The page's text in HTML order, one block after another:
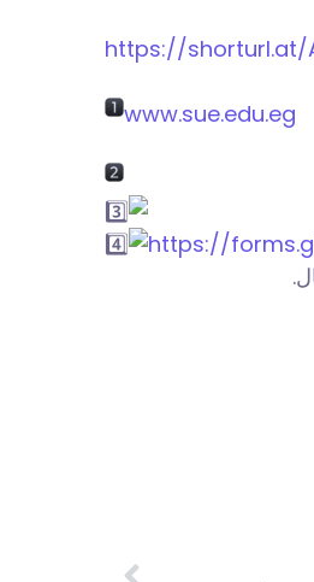
https://shorturl.at/
www.sue.edu.eg
https://